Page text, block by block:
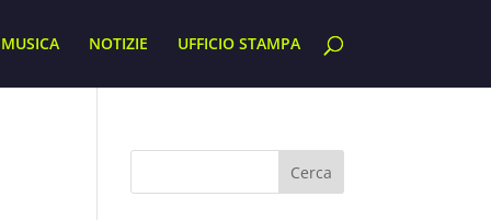
MUSICA NOTIZIE UFFICIO STAMPA
Cerca